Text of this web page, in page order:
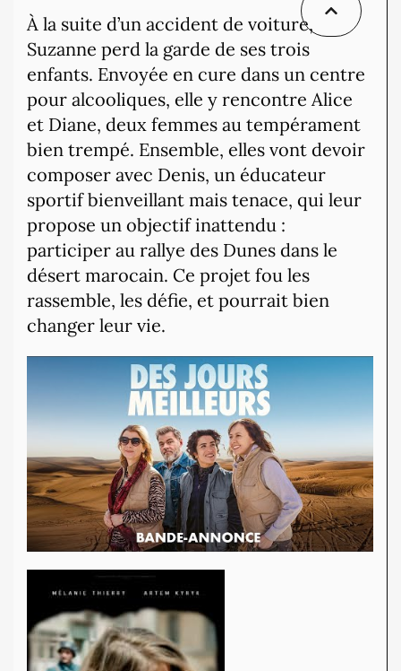
À la suite d’un accident de voiture,
Suzanne perd la garde de ses trois
enfants. Envoyée en cure dans un centre
pour alcooliques, elle y rencontre Alice
et Diane, deux femmes au tempérament
bien trempé. Ensemble, elles vont devoir
composer avec Denis, un éducateur
sportif bienveillant mais tenace, qui leur
propose un objectif inattendu :
participer au rallye des Dunes dans le
désert marocain. Ce projet fou les
rassemble, les défie, et pourrait bien
changer leur vie.